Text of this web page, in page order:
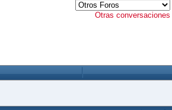
Otras conversaciones